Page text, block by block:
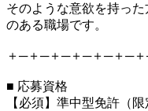
そのような意欲を持っ
のある職場です。
＋─＋─＋─＋─＋─＋─
■ 応募資格
【必須】準中型免許（限